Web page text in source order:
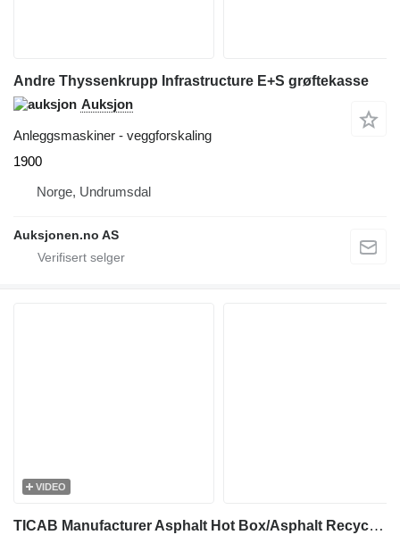
Andre Thyssenkrupp Infrastructure E+S grøftekasse
Auksjon
Anleggsmaskiner - veggforskaling
1900
Norge, Undrumsdal
Auksjonen.no AS
VIDEO
TICAB Manufacturer Asphalt Hot Box/Asphalt Recycler, 04m3